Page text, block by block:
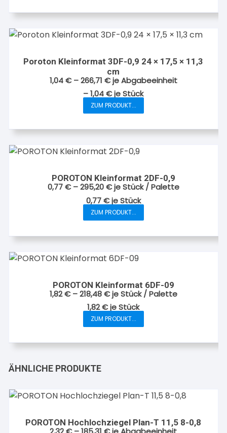
weist
mehrere
Die
Optionen
können
auf
der
Produktseite
werden
Poroton Kleinformat 3DF-0,9 24 × 17,5 × 11,3
cm
1,04€–266,71 €je Abgabeeinheit
–1,04€jeStück
ZUM PRODUKT...
Dieses
weist
mehrere
Die
Optionen
können
auf
gewählt
POROTON Kleinformat 2DF-0,9
0,77€–295,20€je Stück / Palette
0,77€jeStück
ZUM PRODUKT...
Dieses
weist
mehrere
Die
Optionen
können
auf
POROTON Kleinformat 6DF-09
1,82€–218,48€je Stück / Palette
1,82€jeStück
ZUM PRODUKT...
Dieses
weist
Die
können
ÄHNLICHE PRODUKTE
POROTON Hochlochziegel Plan-T 11,5 8-0,8